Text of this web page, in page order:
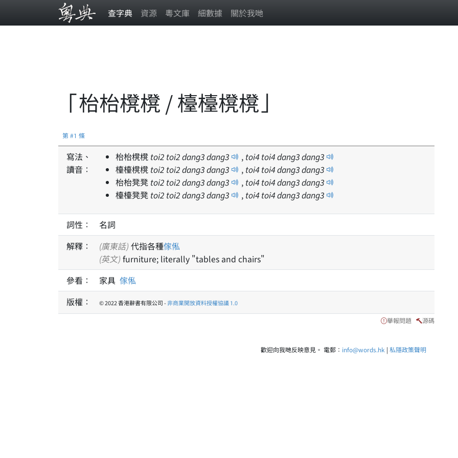
查字典 資源 粵文庫 細數據 關於我哋
「枱枱櫈櫈 / 檯檯櫈櫈」
第 #1 條
寫法、
讀音：
枱枱櫈櫈 toi2 toi2dang3dang3 , toi4 toi4dang3dang3
檯檯櫈櫈 toi2 toi2dang3dang3 , toi4 toi4dang3dang3
枱枱凳凳 toi2 toi2dang3dang3 , toi4 toi4dang3dang3
檯檯凳凳 toi2 toi2dang3dang3 , toi4 toi4dang3dang3
詞性：
名詞
解釋：
(廣東話) 代指各種傢俬
(英文) furniture; literally "tables and chairs"
參看：
家具 傢俬
版權：
© 2022 香港辭書有限公司 -非商業開放資料授權協議 1.0
舉報問題 源碼
歡迎向我哋反映意見。 電郵： info@words.hk | 私隱政策聲明